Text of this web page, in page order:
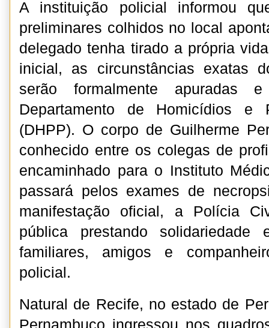
A instituição policial informou
preliminares colhidos no local
delegado tenha tirado a própria
inicial, as circunstâncias exatas
serão formalmente apuradas
Departamento de Homicídios e
(DHPP). O corpo de Guilherme
conhecido entre os colegas de
encaminhado para o Instituto
passará pelos exames de
manifestação oficial, a Polícia
pública prestando solidariedade
familiares, amigos e
policial.
Natural de Recife, no estado de
Pernambuco ingressou nos